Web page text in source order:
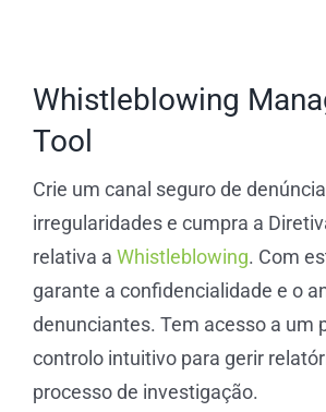
Whistleblowing
Tool
Crie um canal seguro de
irregularidades e cumpra a
relativa a Whistleblowing. Com
garante a confidencialidade e o
denunciantes. Tem acesso a um
controlo intuitivo para gerir
processo de investigação.